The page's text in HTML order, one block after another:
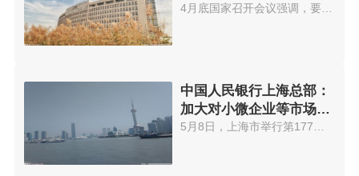
措施
4月底国家召开会议强调，要有效...
中国人民银行上海总部：
加大对小微企业等市场主
体的金融支持